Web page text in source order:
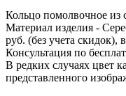
Кольцо помолвочное
Материал изделия -
руб. (без учета
Консультация по
В редких случаях цвет
представленного